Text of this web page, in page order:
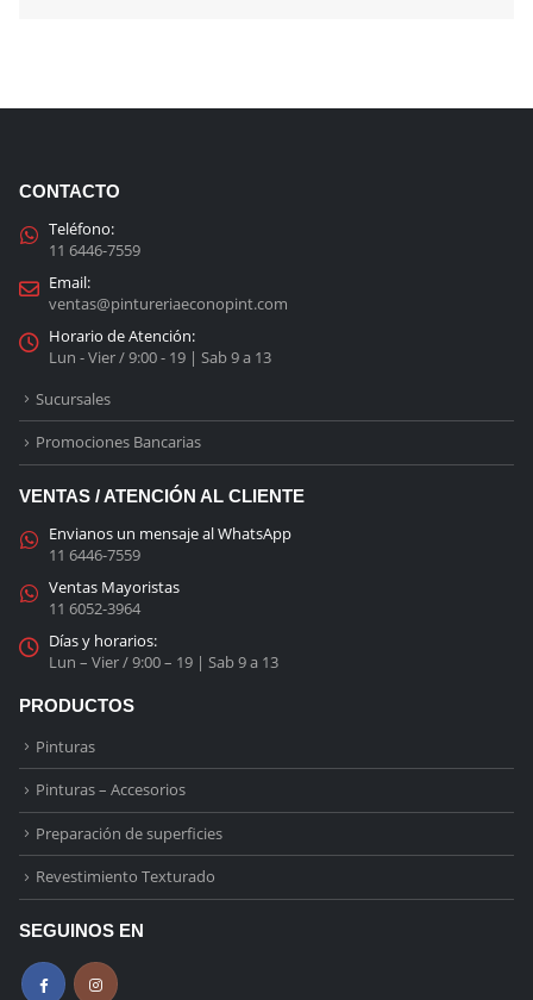
CONTACTO
Teléfono:
11 6446-7559
Email:
ventas@pintureriaeconopint.com
Horario de Atención:
Lun - Vier / 9:00 - 19 | Sab 9 a 13
Sucursales
Promociones Bancarias
VENTAS / ATENCIÓN AL CLIENTE
Envianos un mensaje al WhatsApp
11 6446-7559
Ventas Mayoristas
11 6052-3964
Días y horarios:
Lun – Vier / 9:00 – 19 | Sab 9 a 13
PRODUCTOS
Pinturas
Pinturas – Accesorios
Preparación de superficies
Revestimiento Texturado
SEGUINOS EN